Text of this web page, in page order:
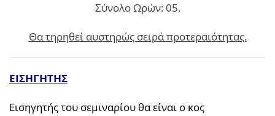
Σύνολο Ωρών: 05.
Θα τηρηθεί αυστηρώς σειρά προτεραιότητας.
ΕΙΣΗΓΗΤΗΣ
Εισηγητής του σεμιναρίου θα είναι ο κος